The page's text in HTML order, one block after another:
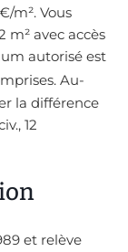
m². Vous
m² avec accès
autorisé est
Au-
la différence
12
et relève